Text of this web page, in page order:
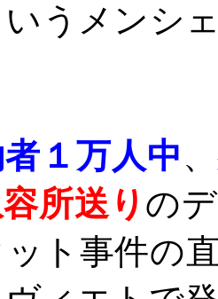
うメンシ
１万人中、
所送り の
ト事件の